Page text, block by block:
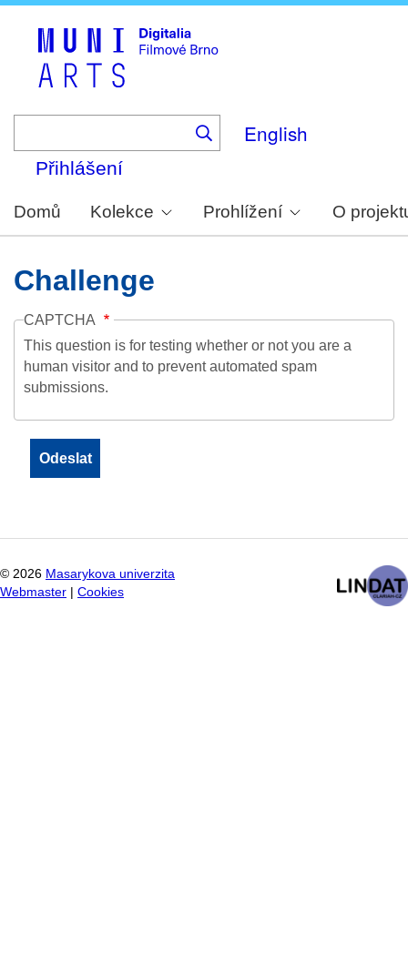
English
Přihlášení
Domů Kolekce Prohlížení O
Challenge
CAPTCHA
This question is for testing whether or not you are a
human visitor and to prevent automated spam
submissions.
© 2026 Masarykova univerzita
Webmaster
Cookies